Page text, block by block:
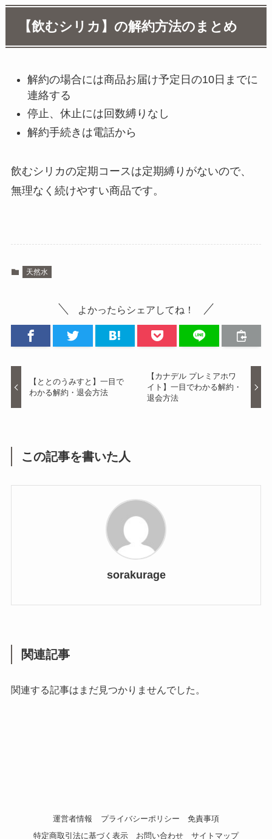
【飲むシリカ】の解約方法のまとめ
解約の場合には商品お届け予定日の10日までに
連絡する
停止、休止には回数縛りなし
解約手続きは電話から
飲むシリカの定期コースは定期縛りがないので、
無理なく続けやすい商品です。
天然水
よかったらシェアしてね！
【ととのうみすと】一目で
わかる解約・退会方法
【カナデル プレミアホワ
イト】一目でわかる解約・
退会方法
この記事を書いた人
sorakurage
関連記事
関連する記事はまだ見つかりませんでした。
運営者情報 プライバシーポリシー
免責事項
特定商取引法に基づく表示
お問い合わせ サイトマップ